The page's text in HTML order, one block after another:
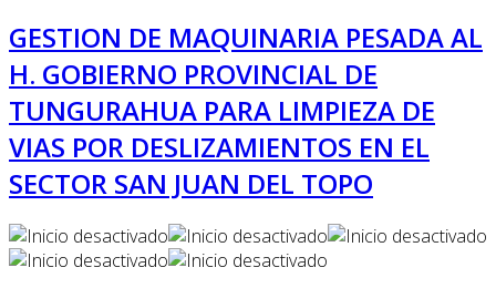
GESTION DE MAQUINARIA PESADA AL
H. GOBIERNO PROVINCIAL DE
TUNGURAHUA PARA LIMPIEZA DE
VIAS POR DESLIZAMIENTOS EN EL
SECTOR SAN JUAN DEL TOPO